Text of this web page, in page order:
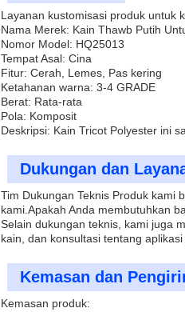
Layanan kustomisasi produk untuk
Nama Merek: Kain Thawb Putih
Nomor Model: HQ25013
Tempat Asal: Cina
Fitur: Cerah, Lemes, Pas kering
Ketahanan warna: 3-4 GRADE
Berat: Rata-rata
Pola: Komposit
Deskripsi: Kain Tricot Polyester ini
Dukungan dan
Tim Dukungan Teknis Produk kami
kami.Apakah Anda membutuhkan
Selain dukungan teknis, kami juga
kain, dan konsultasi tentang aplikasi
Kemasan dan
Kemasan produk: